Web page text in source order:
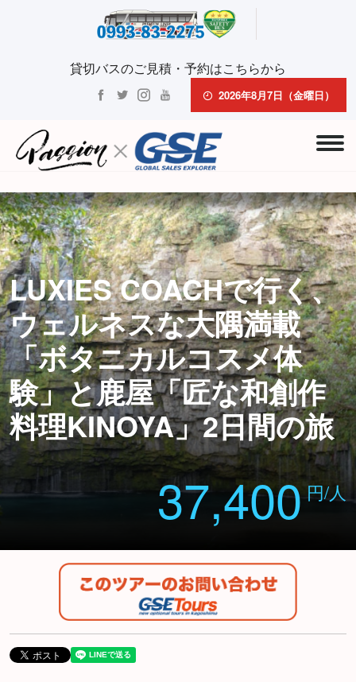
貸切バスのご見積・予約はこちらから
2026年8月7日（金曜日）
LUXIES COACHで行く、
ウェルネスな大隅満載
「ボタニカルコスメ体
験」と鹿屋「匠な和創作
料理KINOYA」2日間の旅
37,400円/人